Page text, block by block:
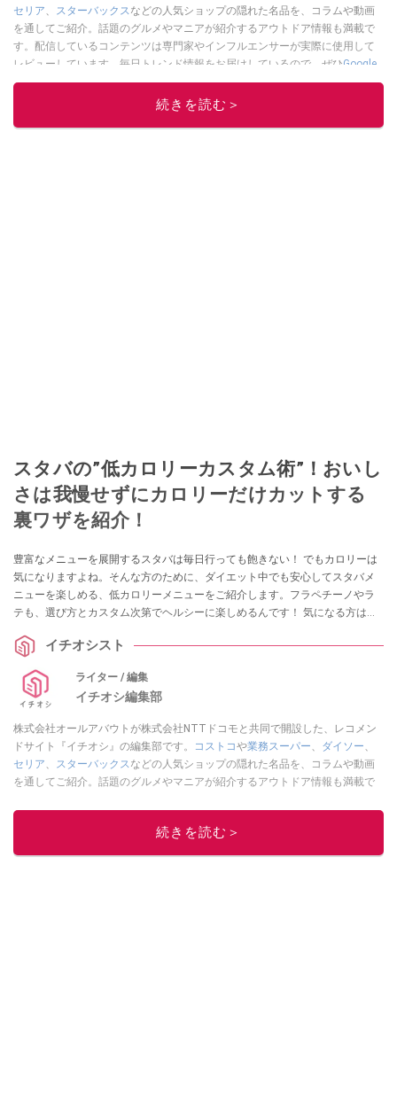
セリア、 スターバックスなどの人気ショップの隠れた名品を、コラムや動画
を通してご紹介。話題のグルメやマニアが紹介するアウトドア情報も満載で
す。配信しているコンテンツは専門家やインフルエンサーが実際に使用して
レビューしています。毎日トレンド情報をお届けしているので、ぜひGoogle
ニュースでフォローしてください！
このイチオシストの他の記事を読む
続きを読む＞
スタバの”低カロリーカスタム術”！おいし
さは我慢せずにカロリーだけカットする
裏ワザを紹介！
豊富なメニューを展開するスタバは毎日行っても飽きない！ でもカロリーは
気になりますよね。そんな方のために、ダイエット中でも安心してスタバメ
ニューを楽しめる、低カロリーメニューをご紹介します。フラペチーノやラ
テも、選び方とカスタム次第でヘルシーに楽しめるんです！ 気になる方はぜ
イチオシスト
ライター / 編集
イチオシ編集部
株式会社オールアバウトが株式会社NTTドコモと共同で開設した、レコメン
ドサイト『イチオシ』の編集部です。
コストコや業務スーパー、 ダイソー、
セリア、 スターバックスなどの人気ショップの隠れた名品を、コラムや動画
を通してご紹介。話題のグルメやマニアが紹介するアウトドア情報も満載で
レビューしています。毎日トレンド情報をお届けしているので、ぜひ
してください！続きを読む＞